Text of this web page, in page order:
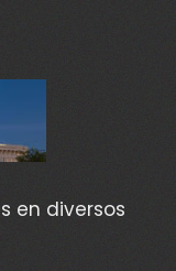
en diversos